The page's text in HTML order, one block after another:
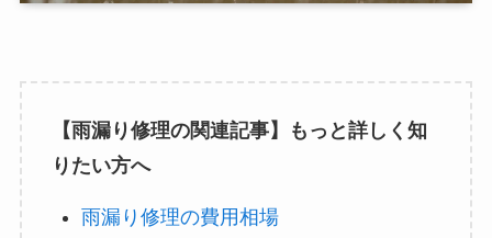
【雨漏り修理の関連記事】もっと詳しく知
りたい方へ
雨漏り修理の費用相場